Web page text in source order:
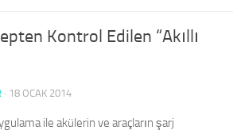
Kontrol Edilen “Akıllı
· 18 OCAK 2014
ile akülerin ve araçların şarj